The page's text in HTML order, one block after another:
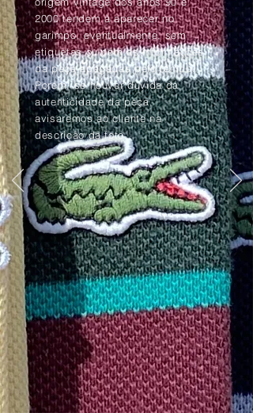
2000 tendem à aparecer no
garimpo, eventualmente, sem
etiquetas ou com as informações
da peça apagadas pelo tempo.
Porém, se houver dúvida da
autenticidade da peça,
avisaremos ao cliente na
descrição da foto.